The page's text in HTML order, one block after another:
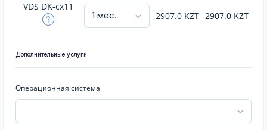
VDS DK-cx11
2907.0 KZT 2907.0 KZT
Дополнительные услуги
Операционная система